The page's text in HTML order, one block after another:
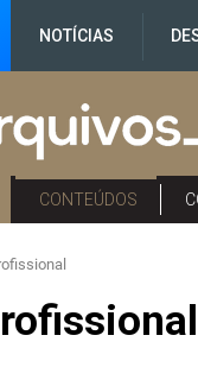
NOTÍCIAS
CONTEÚDOS